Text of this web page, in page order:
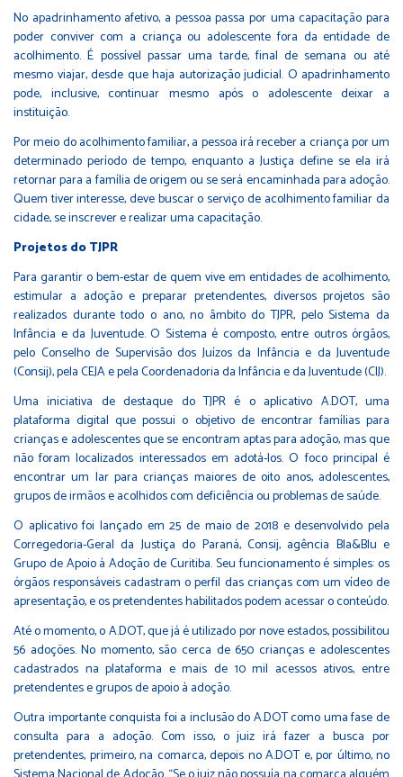
No apadrinhamento afetivo, a pessoa passa por uma capacitação para
poder conviver com a criança ou adolescente fora da entidade de
acolhimento. É possível passar uma tarde, final de semana ou até
mesmo viajar, desde que haja autorização judicial. O apadrinhamento
pode, inclusive, continuar mesmo após o adolescente deixar a
instituição.
Por meio do acolhimento familiar, a pessoa irá receber a criança por um
determinado período de tempo, enquanto a Justiça define se ela irá
retornar para a família de origem ou se será encaminhada para adoção.
Quem tiver interesse, deve buscar o serviço de acolhimento familiar da
cidade, se inscrever e realizar uma capacitação.
Projetos do TJPR
Para garantir o bem-estar de quem vive em entidades de acolhimento,
estimular a adoção e preparar pretendentes, diversos projetos são
realizados durante todo o ano, no âmbito do TJPR, pelo Sistema da
Infância e da Juventude. O Sistema é composto, entre outros órgãos,
pelo Conselho de Supervisão dos Juízos da Infância e da Juventude
(Consij), pela CEJA e pela Coordenadoria da Infância e da Juventude (CIJ).
Uma iniciativa de destaque do TJPR é o aplicativo A.DOT, uma
plataforma digital que possui o objetivo de encontrar famílias para
crianças e adolescentes que se encontram aptas para adoção, mas que
não foram localizados interessados em adotá-los. O foco principal é
encontrar um lar para crianças maiores de oito anos, adolescentes,
grupos de irmãos e acolhidos com deficiência ou problemas de saúde.
O aplicativo foi lançado em 25 de maio de 2018 e desenvolvido pela
Corregedoria-Geral da Justiça do Paraná, Consij, agência Bla&Blu e
Grupo de Apoio à Adoção de Curitiba. Seu funcionamento é simples: os
órgãos responsáveis cadastram o perfil das crianças com um vídeo de
apresentação, e os pretendentes habilitados podem acessar o conteúdo.
Até o momento, o A.DOT, que já é utilizado por nove estados, possibilitou
56 adoções. No momento, são cerca de 650 crianças e adolescentes
cadastrados na plataforma e mais de 10 mil acessos ativos, entre
pretendentes e grupos de apoio à adoção.
Outra importante conquista foi a inclusão do A.DOT como uma fase de
consulta para a adoção. Com isso, o juiz irá fazer a busca por
pretendentes, primeiro, na comarca, depois no A.DOT e, por último, no